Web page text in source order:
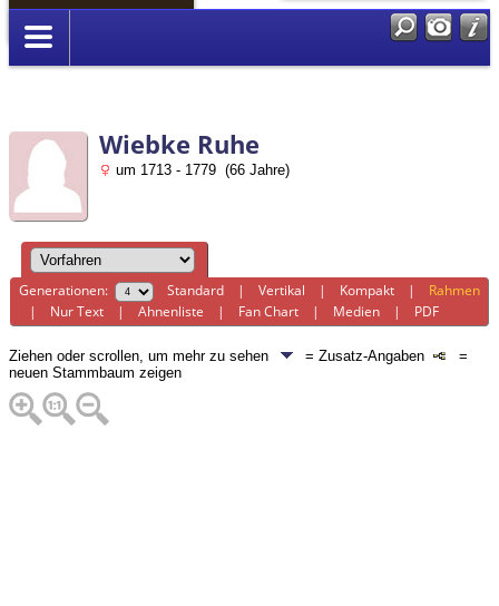
Anmelden
Wiebke Ruhe
um 1713 - 1779 (66 Jahre)
Generationen: Standard |Vertikal | Kompakt | Rahmen
| Nur Text |Ahnenliste | Fan Chart | Medien | PDF
Ziehen oder scrollen, um mehr zu sehen = Zusatz-Angaben
=
neuen Stammbaum zeigen